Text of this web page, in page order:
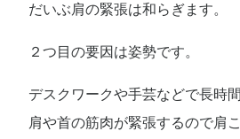
だいぶ肩の緊張は和らぎます。
２つ目の要因は姿勢です。
デスクワークや手芸などで長時
肩や首の筋肉が緊張するので肩